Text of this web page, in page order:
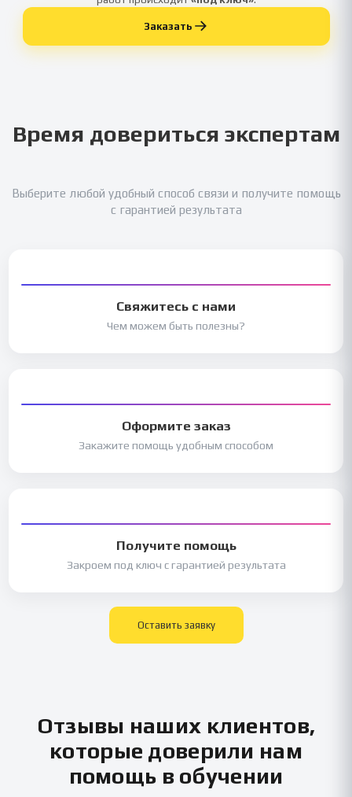
Заказать
Время довериться экспертам
Выберите любой удобный способ связи и получите помощь
с гарантией результата
Свяжитесь с нами
Чем можем быть полезны?
Оформите заказ
Закажите помощь удобным способом
Получите помощь
Закроем под ключ с гарантией результата
Оставить заявку
Отзывы наших клиентов,
которые доверили нам
помощь в обучении